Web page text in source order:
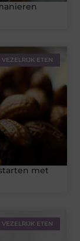
VEZELRIJK ETEN
met
VEZELRIJK ETEN